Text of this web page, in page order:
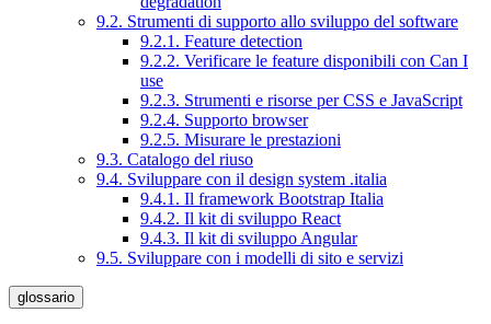
9.2. Strumenti di supporto allo sviluppo del software
9.2.1. Feature detection
9.2.2. Verificare le feature disponibili con Can I
use
9.2.3. Strumenti e risorse per CSS e JavaScript
9.2.4. Supporto browser
9.2.5. Misurare le prestazioni
9.3. Catalogo del riuso
9.4. Sviluppare con il design system .italia
9.4.1. Il framework Bootstrap Italia
9.4.2. Il kit di sviluppo React
9.4.3. Il kit di sviluppo Angular
9.5. Sviluppare con i modelli di sito e servizi
glossario